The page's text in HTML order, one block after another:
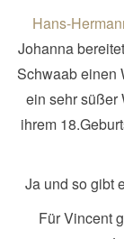
Hans-
Johanna
Schwaab einen
ein sehr süßer
ihrem
Ja und so gibt
Für Vincent